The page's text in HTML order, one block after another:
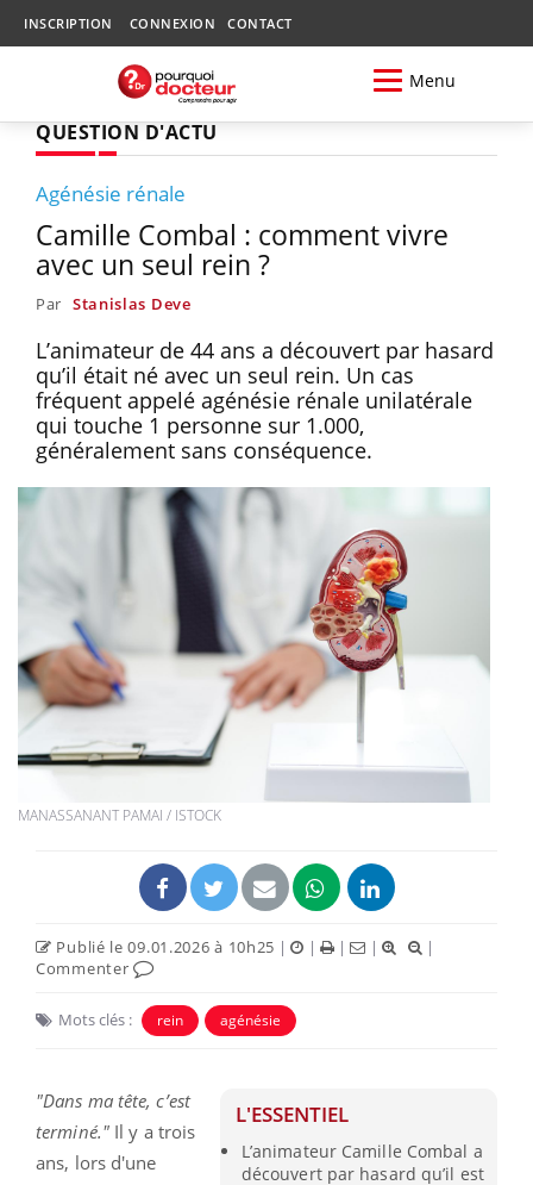
INSCRIPTION CONNEXION CONTACT
Menu
QUESTION D'ACTU
Agénésie rénale
Camille Combal : comment vivre
avec un seul rein ?
Par Stanislas Deve
L’animateur de 44 ans a découvert par hasard
qu’il était né avec un seul rein. Un cas
fréquent appelé agénésie rénale unilatérale
qui touche 1 personne sur 1.000,
généralement sans conséquence.
MANASSANANT PAMAI / ISTOCK
Publié le 09.01.2026 à 10h25 | | | |
|
Commenter
Mots clés : rein agénésie
L'ESSENTIEL
L’animateur Camille Combal a
découvert par hasard qu’il est
"Dans ma tête, c’est
terminé."Il y a trois
ans, lors d'une